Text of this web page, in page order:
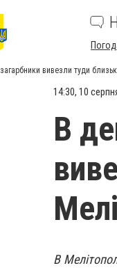
вивезли туди
14:30, 10
В
В